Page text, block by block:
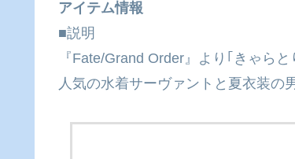
アイテム情報
■説明
『Fate/Grand Order』より｢きゃら
人気の水着サーヴァントと夏衣装の